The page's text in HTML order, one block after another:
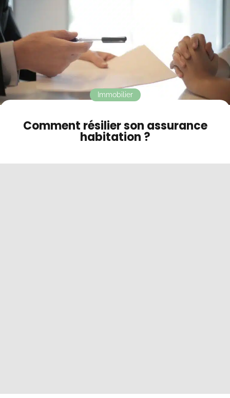
Contact
Mode sombre
Comment résilier son assurance
habitation ?
Immobilier